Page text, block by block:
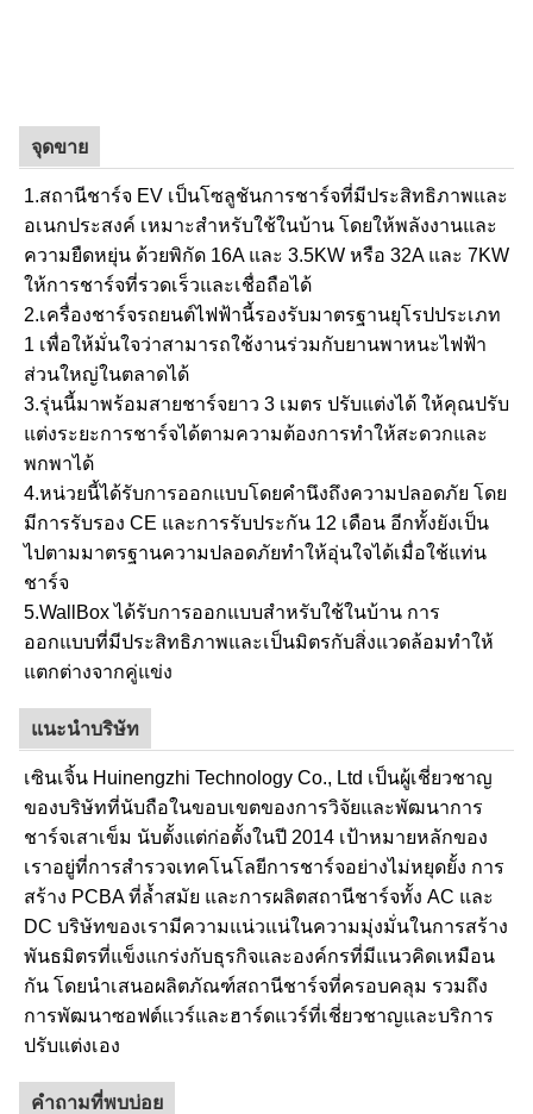
จุดขาย
1.สถานีชาร์จ EV เป็นโซลูชันการชาร์จที่มีประสิทธิภาพและ
อเนกประสงค์ เหมาะสำหรับใช้ในบ้าน โดยให้พลังงานและ
ความยืดหยุ่น ด้วยพิกัด 16A และ 3.5KW หรือ 32A และ 7KW
ให้การชาร์จที่รวดเร็วและเชื่อถือได้
2.เครื่องชาร์จรถยนต์ไฟฟ้านี้รองรับมาตรฐานยุโรปประเภท
1 เพื่อให้มั่นใจว่าสามารถใช้งานร่วมกับยานพาหนะไฟฟ้า
ส่วนใหญ่ในตลาดได้
3.รุ่นนี้มาพร้อมสายชาร์จยาว 3 เมตร ปรับแต่งได้ ให้คุณปรับ
แต่งระยะการชาร์จได้ตามความต้องการทำให้สะดวกและ
พกพาได้
4.หน่วยนี้ได้รับการออกแบบโดยคำนึงถึงความปลอดภัย โดย
มีการรับรอง CE และการรับประกัน 12 เดือน อีกทั้งยังเป็น
ไปตามมาตรฐานความปลอดภัยทำให้อุ่นใจได้เมื่อใช้แท่น
ชาร์จ
5.WallBox ได้รับการออกแบบสำหรับใช้ในบ้าน การ
ออกแบบที่มีประสิทธิภาพและเป็นมิตรกับสิ่งแวดล้อมทำให้
แตกต่างจากคู่แข่ง
แนะนำบริษัท
เซินเจิ้น Huinengzhi Technology Co., Ltd เป็นผู้เชี่ยวชาญ
ของบริษัทที่นับถือในขอบเขตของการวิจัยและพัฒนาการ
ชาร์จเสาเข็ม นับตั้งแต่ก่อตั้งในปี 2014 เป้าหมายหลักของ
เราอยู่ที่การสำรวจเทคโนโลยีการชาร์จอย่างไม่หยุดยั้ง การ
สร้าง PCBA ที่ล้ำสมัย และการผลิตสถานีชาร์จทั้ง AC และ
DC บริษัทของเรามีความแน่วแน่ในความมุ่งมั่นในการสร้าง
พันธมิตรที่แข็งแกร่งกับธุรกิจและองค์กรที่มีแนวคิดเหมือน
กัน โดยนำเสนอผลิตภัณฑ์สถานีชาร์จที่ครอบคลุม รวมถึง
การพัฒนาซอฟต์แวร์และฮาร์ดแวร์ที่เชี่ยวชาญและบริการ
ปรับแต่งเอง
คำถามที่พบบ่อย